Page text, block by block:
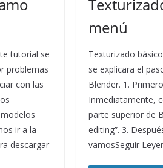
tutorial se
problemas
con las
ir a la
descargar
menú
Texturizado
se explicara el
Blender. 1.
Inmediatamente,
parte superior de
editing”. 3.
vamosSeguir